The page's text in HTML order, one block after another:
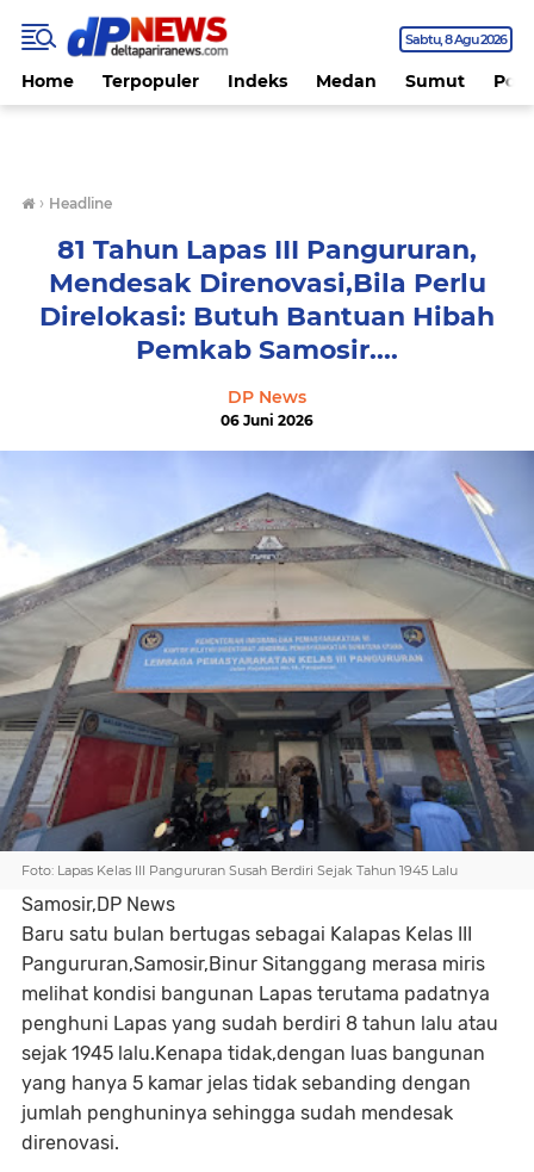
Sabtu 8 Agu 2026
Home Terpopuler Indeks Medan Sumut
› Headline
81 Tahun Lapas III Pangururan,
Mendesak Direnovasi,Bila Perlu
Direlokasi: Butuh Bantuan Hibah
Pemkab Samosir....
DP News
06 Juni 2026
Foto: Lapas Kelas III Pangururan Susah Berdiri Sejak Tahun 1945 Lalu
Samosir,DP News
Baru satu bulan bertugas sebagai Kalapas Kelas III
Pangururan,Samosir,Binur Sitanggang merasa miris
melihat kondisi bangunan Lapas terutama padatnya
penghuni Lapas yang sudah berdiri 8 tahun lalu atau
sejak 1945 lalu.Kenapa tidak,dengan luas bangunan
yang hanya 5 kamar jelas tidak sebanding dengan
jumlah penghuninya sehingga sudah mendesak
direnovasi.